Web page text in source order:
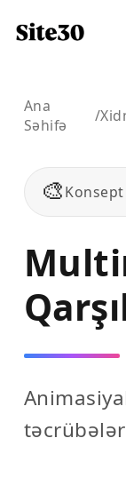
Ana
Səhifə
/
🎨